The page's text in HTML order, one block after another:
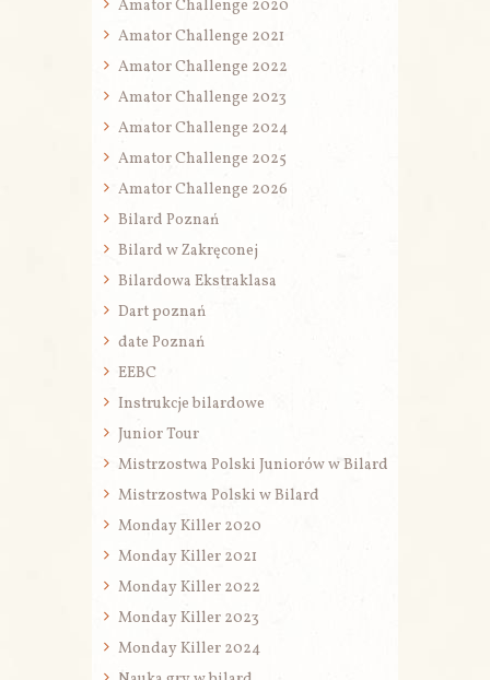
Amator Challenge 2020
Amator Challenge 2021
Amator Challenge 2022
Amator Challenge 2023
Amator Challenge 2024
Amator Challenge 2025
Amator Challenge 2026
Bilard Poznań
Bilard w Zakręconej
Bilardowa Ekstraklasa
Dart poznań
date Poznań
EEBC
Instrukcje bilardowe
Junior Tour
Mistrzostwa Polski Juniorów w Bilard
Mistrzostwa Polski w Bilard
Monday Killer 2020
Monday Killer 2021
Monday Killer 2022
Monday Killer 2023
Monday Killer 2024